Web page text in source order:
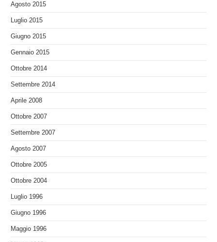
Agosto 2015
Luglio 2015
Giugno 2015
Gennaio 2015
Ottobre 2014
Settembre 2014
Aprile 2008
Ottobre 2007
Settembre 2007
Agosto 2007
Ottobre 2005
Ottobre 2004
Luglio 1996
Giugno 1996
Maggio 1996